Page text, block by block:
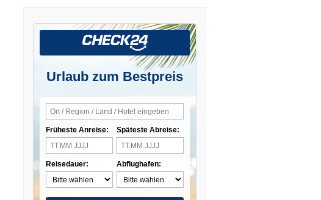
Urlaub zum Bestpreis
Früheste Anreise:
Reisedauer:
Späteste Abreise:
Abflughafen: